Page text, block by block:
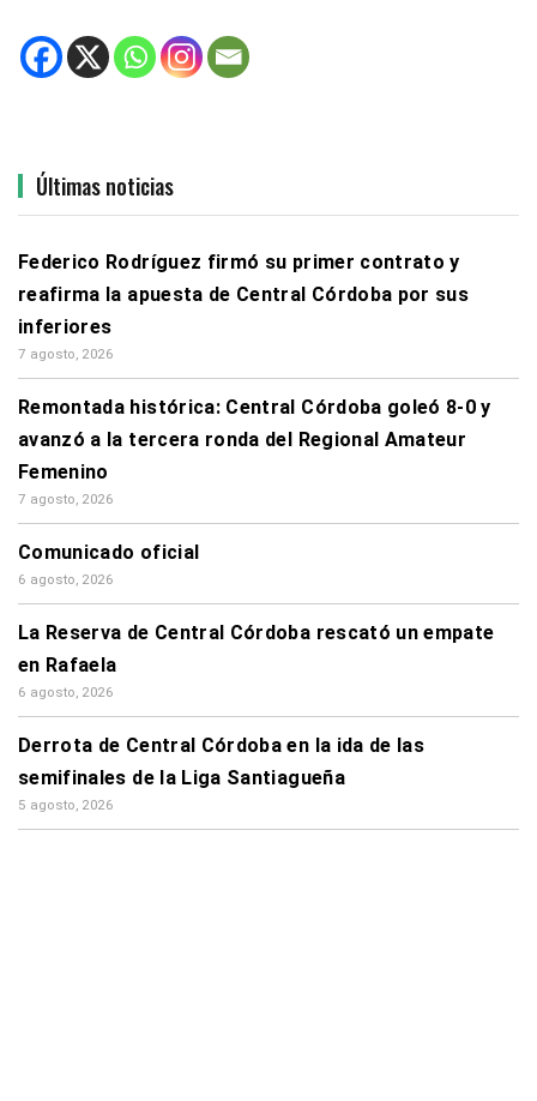
Últimas noticias
Federico Rodríguez firmó su primer contrato y
reafirma la apuesta de Central Córdoba por sus
inferiores
7 agosto, 2026
Remontada histórica: Central Córdoba goleó 8-0 y
avanzó a la tercera ronda del Regional Amateur
Femenino
7 agosto, 2026
Comunicado oficial
6 agosto, 2026
La Reserva de Central Córdoba rescató un empate
en Rafaela
6 agosto, 2026
Derrota de Central Córdoba en la ida de las
semifinales de la Liga Santiagueña
5 agosto, 2026